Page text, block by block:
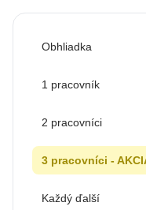
Obhliadka
1 pracovník
2 pracovníci
3 pracovníci -
Každý ďalší